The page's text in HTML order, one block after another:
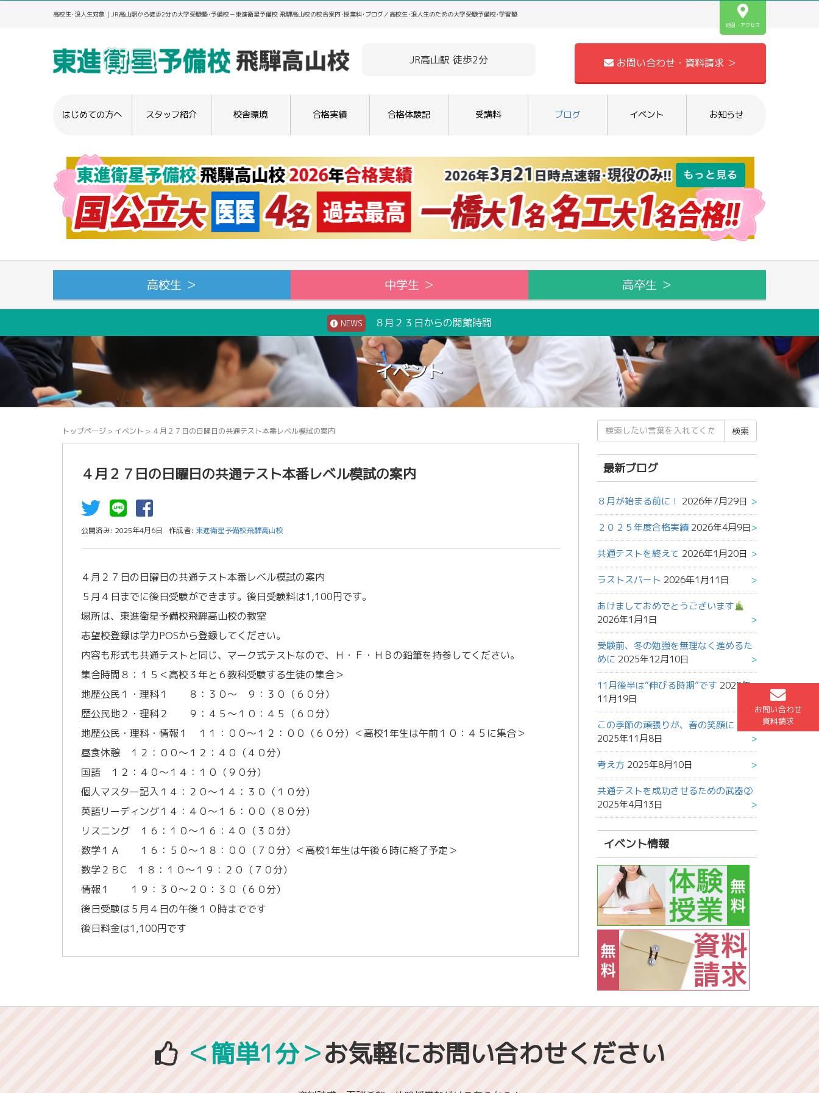
高校生･浪人生対象｜JR高山駅から徒歩2分の大学受験塾･予備校－東進衛星予備校 飛騨高山校の校舎案内･授業料･ブログ／高校生･浪人生のための大学受験予備校･学習塾
地図・アクセス
JR高山駅 徒歩2分 お問い合わせ・資料請求 ＞
はじめての方へ スタッフ紹介 校舎環境 合格実績 合格体験記 受講料 ブログ イベント お知らせ
高校生 ＞ 中学生 ＞ 高卒生 ＞
お問い合わせ
資料請求
NEWS ８月２３日からの開館時間
イベント
トップページ > イベント > ４月２７日の日曜日の共通テスト本番レベル模試の案内
４月２７日の日曜日の共通テスト本番レベル模試の案内
公開済み: 2025年4月6日 作成者: 東進衛星予備校飛騨高山校
４月２７日の日曜日の共通テスト本番レベル模試の案内
５月４日までに後日受験ができます。後日受験料は1,100円です。
場所は、東進衛星予備校飛騨高山校の教室
志望校登録は学力POSから登録してください。
内容も形式も共通テストと同じ、マーク式テストなので、Ｈ・Ｆ・ＨＢの鉛筆を持参してください。
集合時間８：１５＜高校３年と６教科受験する生徒の集合＞
地歴公民１・理科１ ８：３０～ ９：３０（６０分）
歴公民地２・理科２ ９：４５～１０：４５（６０分）
地歴公民・理科・情報１ １１：００～１２：００（６０分）＜高校1年生は午前１０：４５に集合＞
昼食休憩 １２：００～１２：４０（４０分）
国語 １２：４０～１４：１０（９０分）
個人マスター記入１４：２０～１４：３０（１０分）
英語リーディング１４：４０～１６：００（８０分）
リスニング １６：１０～１６：４０（３０分）
数学１Ａ １６：５０～１８：００（７０分）＜高校1年生は午後６時に終了予定＞
数学２ＢC １８：１０～１９：２０（７０分）
情報１ １９：３０～２０：３０（６０分）
後日受験は５月４日の午後１０時までです
後日料金は1,100円です
検
索
結
果:
最新ブログ
８月が始まる前に！ 2026年7月29日
２０２５年度合格実績 2026年4月9日
共通テストを終えて 2026年1月20日
ラストスパート 2026年1月11日
あけましておめでとうございます
2026年1月1日
受験前、冬の勉強を無理なく進めるた
めに 2025年12月10日
11月後半は”伸びる時期”です 2025年
11月19日
この季節の頑張りが、春の笑顔に
2025年11月8日
考え方 2025年8月10日
共通テストを成功させるための武器②
2025年4月13日
イベント情報
＜簡単1分＞お気軽にお問い合わせください